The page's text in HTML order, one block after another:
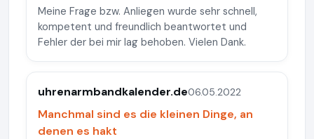
Meine Frage bzw. Anliegen wurde sehr schnell,
kompetent und freundlich beantwortet und
Fehler der bei mir lag behoben. Vielen Dank.
uhrenarmbandkalender.de06.05.2022
Manchmal sind es die kleinen Dinge, an
denen es hakt